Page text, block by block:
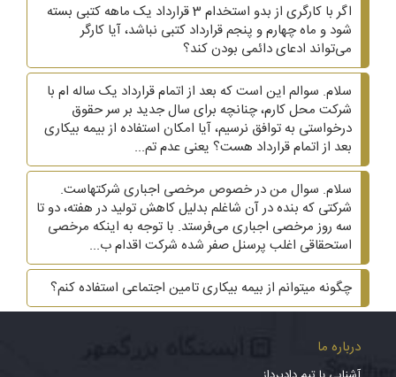
اگر با کارگری از بدو استخدام 3 قرارداد یک ماهه کتبی بسته
شود و ماه چهارم و پنجم قرارداد کتبی نباشد، آیا کارگر
می‌تواند ادعای دائمی بودن کند؟
سلام. سوالم این است که بعد از اتمام قرارداد یک ساله ام با
شرکت محل کارم، چنانچه برای سال جدید بر سر حقوق
درخواستی به توافق نرسیم، آیا امکان استفاده از بیمه بیکاری
بعد از اتمام قرارداد هست؟ یعنی عدم تم...
سلام. سوال من در خصوص مرخصی اجباری شرکتهاست.
شرکتی که بنده در آن شاغلم بدلیل کاهش تولید در هفته، دو تا
سه روز مرخصی اجباری می‌فرستد. با توجه به اینکه مرخصی
استحقاقی اغلب پرسنل صفر شده شرکت اقدام ب...
چگونه میتوانم از بیمه بیکاری تامین اجتماعی استفاده کنم؟
درباره ما